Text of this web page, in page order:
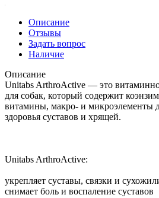
Описание
Отзывы
Задать вопрос
Наличие
Описание
Unitabs ArthroActive — это
для собак, который содержит
витамины, макро- и микроэлементы
здоровья суставов и хрящей.
Unitabs ArthroActive:
укрепляет суставы, связки и
снимает боль и воспаление суставов